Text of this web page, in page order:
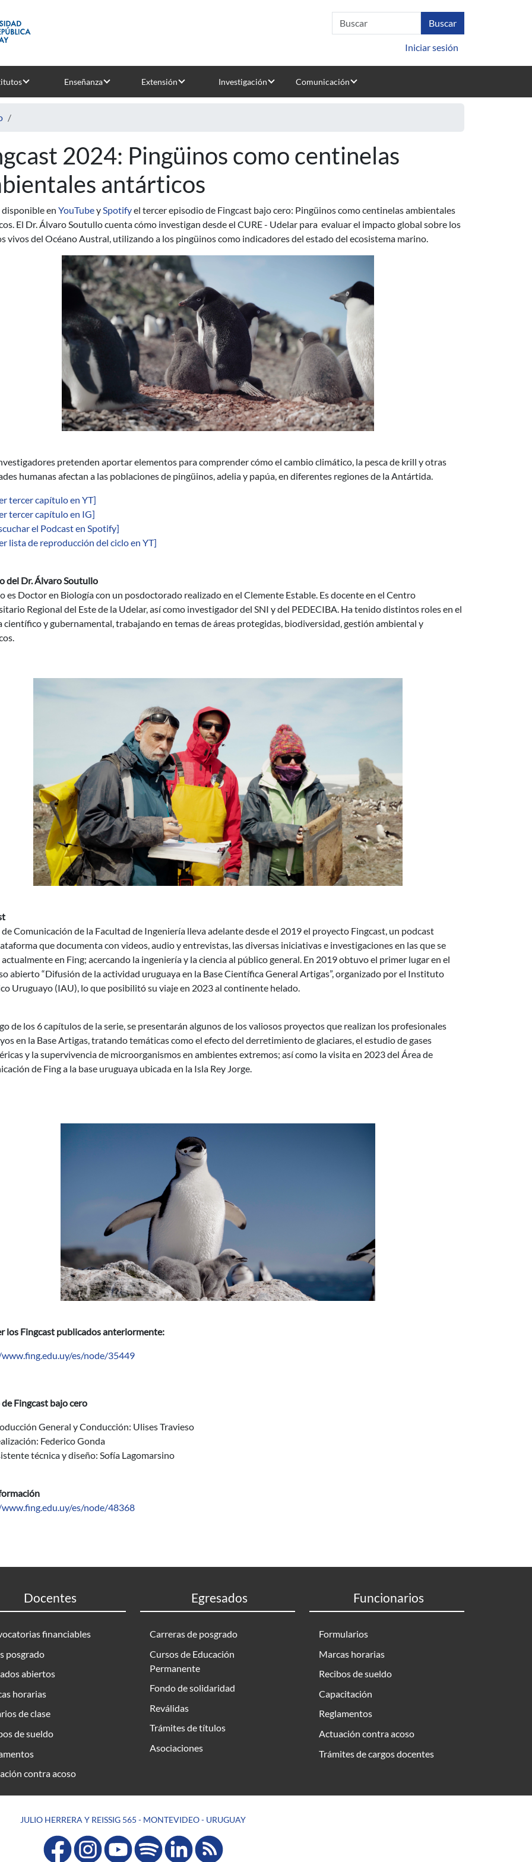
Iniciar sesión
Enseñanza Extensión Investigación Comunicación
2024: Pingüinos como centinelas
antárticos
disponible en YouTubeySpotifyel tercer episodio de Fingcast bajo cero: Pingüinos como centinelas ambientales
El Dr. Álvaro Soutullo cuenta cómo investigan desde el CURE - Udelar para evaluar el impacto global sobre los
vivos del Océano Austral, utilizando a los pingüinos como indicadores del estado del ecosistema marino.
pretenden aportar elementos para comprender cómo el cambio climático, la pesca de krill y otras
humanas afectan a las poblaciones de pingüinos, adelia y papúa, en diferentes regiones de la Antártida.
tercer capítulo en YT]
tercer capítulo en IG]
el Podcast en Spotify]
lista de reproducción del ciclo en YT]
del Dr. Álvaro Soutullo
es Doctor en Biología con un posdoctorado realizado en el Clemente Estable. Es docente en el Centro
Regional del Este de la Udelar, así como investigador del SNI y del PEDECIBA. Ha tenido distintos roles en el
científico y gubernamental, trabajando en temas de áreas protegidas, biodiversidad, gestión ambiental y
de Comunicación de la Facultad de Ingeniería lleva adelante desde el 2019 el proyecto Fingcast, un podcast
que documenta con videos, audio y entrevistas, las diversas iniciativas e investigaciones en las que se
en Fing; acercando la ingeniería y la ciencia al público general. En 2019 obtuvo el primer lugar en el
abierto “Difusión de la actividad uruguaya en la Base Científica General Artigas”, organizado por el Instituto
Uruguayo (IAU), lo que posibilitó su viaje en 2023 al continente helado.
de los 6 capítulos de la serie, se presentarán algunos de los valiosos proyectos que realizan los profesionales
en la Base Artigas, tratando temáticas como el efecto del derretimiento de glaciares, el estudio de gases
y la supervivencia de microorganismos en ambientes extremos; así como la visita en 2023 del Área de
de Fing a la base uruguaya ubicada en la Isla Rey Jorge.
los Fingcast publicados anteriormente:
es/node/35449
Fingcast bajo cero
General y Conducción: Ulises Travieso
Federico Gonda
técnica y diseño: Sofía Lagomarsino
es/node/48368
Docentes
financiables
posgrado
abiertos
horarias
de clase
de sueldo
contra acoso
Egresados
Carreras de posgrado
Cursos de Educación
Permanente
Fondo de solidaridad
Reválidas
Trámites de títulos
Asociaciones
Funcionarios
Formularios
Marcas horarias
Recibos de sueldo
Capacitación
Reglamentos
Actuación contra acoso
Trámites de cargos docentes
JULIO HERRERA Y REISSIG 565 - MONTEVIDEO - URUGUAY